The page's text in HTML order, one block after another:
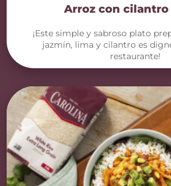
Arroz con
¡Este simple y sabroso plato
jazmín, lima y cilantro es
restaurante!